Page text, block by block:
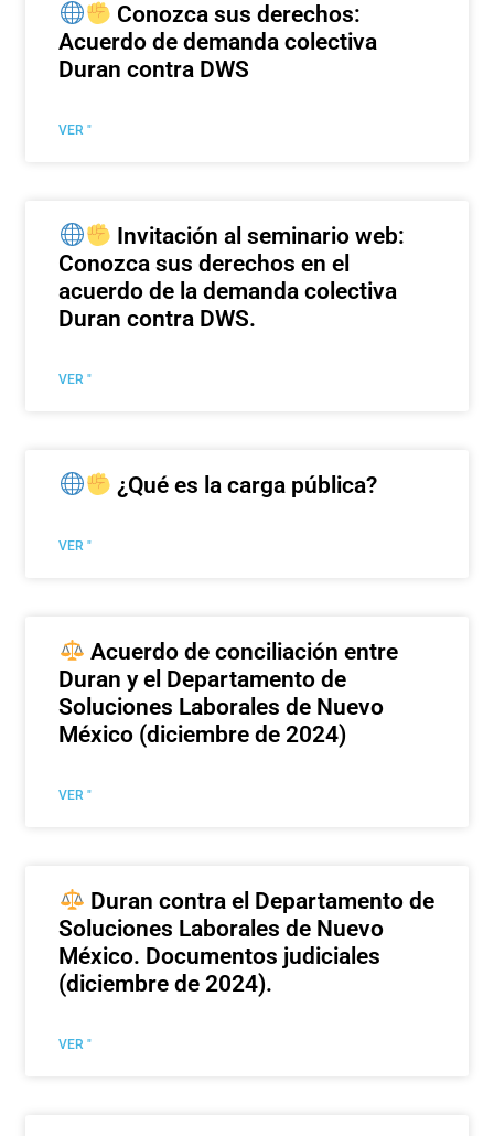
Conozca sus derechos:
Acuerdo de demanda colectiva
Duran contra DWS
VER "
Invitación al seminario web:
Conozca sus derechos en el
acuerdo de la demanda colectiva
Duran contra DWS.
VER "
¿Qué es la carga pública?
VER "
Acuerdo de conciliación entre
Duran y el Departamento de
Soluciones Laborales de Nuevo
México (diciembre de 2024)
VER "
Duran contra el Departamento de
Soluciones Laborales de Nuevo
México. Documentos judiciales
(diciembre de 2024).
VER "